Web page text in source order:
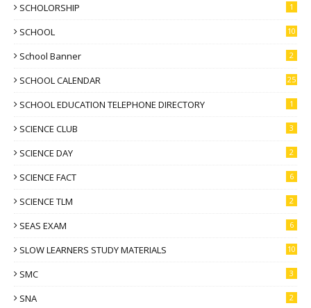
SCHOLORSHIP 1
SCHOOL 10
School Banner 2
SCHOOL CALENDAR 25
SCHOOL EDUCATION TELEPHONE DIRECTORY 1
SCIENCE CLUB 3
SCIENCE DAY 2
SCIENCE FACT 6
SCIENCE TLM 2
SEAS EXAM 6
SLOW LEARNERS STUDY MATERIALS 10
SMC 3
SNA 2